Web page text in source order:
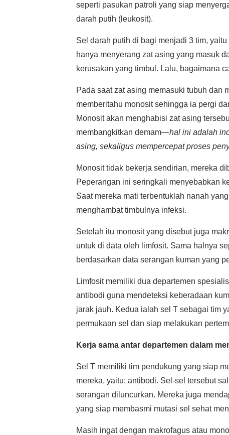
seperti pasukan patroli yang siap
darah putih (leukosit).
Sel darah putih di bagi menjadi 3 tim,
hanya menyerang zat asing yang masuk
kerusakan yang timbul. Lalu, bagaimana
Pada saat zat asing memasuki tubuh dan
memberitahu monosit sehingga ia pergi
Monosit akan menghabisi zat asing
membangkitkan demam—hal ini adalah
asing, sekaligus mempercepat proses
Monosit tidak bekerja sendirian, mereka
Peperangan ini seringkali menyebabkan
Saat mereka mati terbentuklah nanah
menghambat timbulnya infeksi.
Setelah itu monosit yang disebut juga
untuk di data oleh limfosit. Sama halnya
berdasarkan data serangan kuman yang
Limfosit memiliki dua departemen
antibodi guna mendeteksi keberadaan
jarak jauh. Kedua ialah sel T sebagai tim
permukaan sel dan siap melakukan
Kerja sama antar departemen dalam
Sel T memiliki tim pendukung yang siap
mereka, yaitu; antibodi. Sel-sel tersebut
serangan diluncurkan. Mereka juga
yang siap membasmi mutasi sel sehat
Masih ingat dengan makrofagus atau